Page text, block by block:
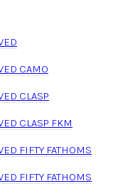
CAMO
CLASP
CLASP FKM
FIFTY FATHOMS
FIFTY FATHOMS